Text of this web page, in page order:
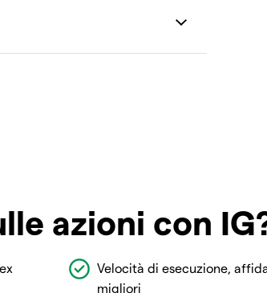
azioni con
Velocità di esecuzione,
migliori